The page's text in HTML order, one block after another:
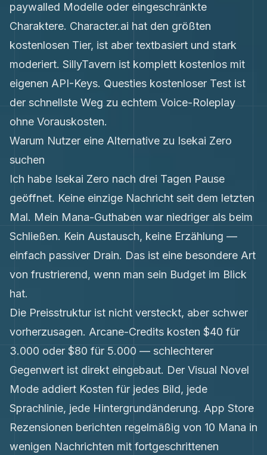
paywalled Modelle oder eingeschränkte
Charaktere. Character.ai hat den größten
kostenlosen Tier, ist aber textbasiert und stark
moderiert. SillyTavern ist komplett kostenlos mit
eigenen API-Keys. Questies kostenloser Test ist
der schnellste Weg zu echtem Voice-Roleplay
ohne Vorauskosten.
Warum Nutzer eine Alternative zu Isekai Zero
suchen
Ich habe Isekai Zero nach drei Tagen Pause
geöffnet. Keine einzige Nachricht seit dem letzten
Mal. Mein Mana-Guthaben war niedriger als beim
Schließen. Kein Austausch, keine Erzählung —
einfach passiver Drain. Das ist eine besondere Art
von frustrierend, wenn man sein Budget im Blick
hat.
Die Preisstruktur ist nicht versteckt, aber schwer
vorherzusagen. Arcane-Credits kosten $40 für
3.000 oder $80 für 5.000 — schlechterer
Gegenwert ist direkt eingebaut. Der Visual Novel
Mode addiert Kosten für jedes Bild, jede
Sprachlinie, jede Hintergrundänderung. App Store
Rezensionen berichten regelmäßig von 10 Mana in
wenigen Nachrichten mit fortgeschrittenen